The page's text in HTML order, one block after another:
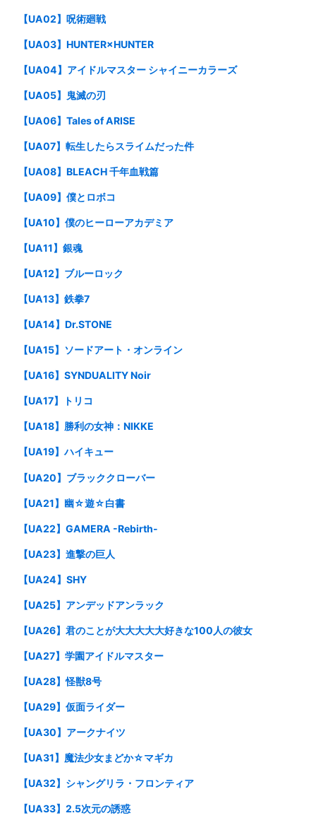
【UA02】呪術廻戦
【UA03】HUNTER×HUNTER
【UA04】アイドルマスター シャイニーカラーズ
【UA05】鬼滅の刃
【UA06】Tales of ARISE
【UA07】転生したらスライムだった件
【UA08】BLEACH 千年血戦篇
【UA09】僕とロボコ
【UA10】僕のヒーローアカデミア
【UA11】銀魂
【UA12】ブルーロック
【UA13】鉄拳7
【UA14】Dr.STONE
【UA15】ソードアート・オンライン
【UA16】SYNDUALITY Noir
【UA17】トリコ
【UA18】勝利の女神：NIKKE
【UA19】ハイキュー
【UA20】ブラッククローバー
【UA21】幽☆遊☆白書
【UA22】GAMERA -Rebirth-
【UA23】進撃の巨人
【UA24】SHY
【UA25】アンデッドアンラック
【UA26】君のことが大大大大大好きな100人の彼女
【UA27】学園アイドルマスター
【UA28】怪獣8号
【UA29】仮面ライダー
【UA30】アークナイツ
【UA31】魔法少女まどか☆マギカ
【UA32】シャングリラ・フロンティア
【UA33】2.5次元の誘惑